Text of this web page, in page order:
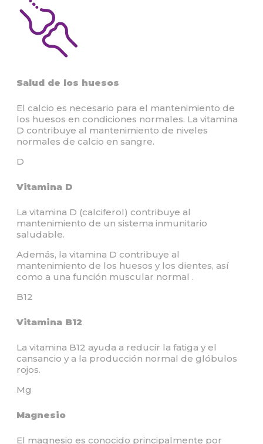
Salud de los huesos
El calcio es necesario para el mantenimiento de
los huesos en condiciones normales. La vitamina
D contribuye al mantenimiento de niveles
normales de calcio en sangre.
D
Vitamina D
La vitamina D (calciferol) contribuye al
mantenimiento de un sistema inmunitario
saludable.
Además, la vitamina D contribuye al
mantenimiento de los huesos y los dientes, así
como a una función muscular normal .
B12
Vitamina B12
La vitamina B12 ayuda a reducir la fatiga y el
cansancio y a la producción normal de glóbulos
rojos.
Mg
Magnesio
El magnesio es conocido principalmente por